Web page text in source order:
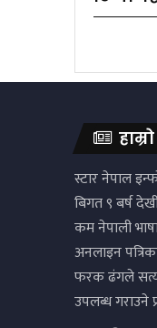
स्टार नेपाल
बिगत ९ बर्ष
कम नेपाली
अनलाइन
फरक ढंगले
उपलब्ध गराउने